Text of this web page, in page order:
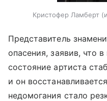
Кристофер Ламберт
Представитель
опасения, заявив, что
состояние артиста
и он
недомогания стало